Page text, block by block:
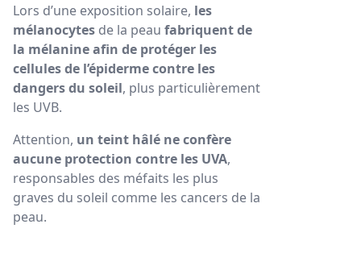
Lors d’une exposition solaire, les
mélanocytes de la peau fabriquent de
la mélanine afin de protéger les
cellules de l’épiderme contre les
dangers du soleil, plus particulièrement
les UVB.
Attention, un teint hâlé ne confère
aucune protection contre les UVA,
responsables des méfaits les plus
graves du soleil comme les cancers de la
peau.